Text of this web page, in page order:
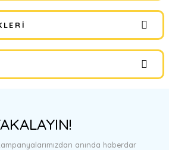
ilk yorumu siz yapın!
Yorum Yaz
ederiz.
anında haberdar